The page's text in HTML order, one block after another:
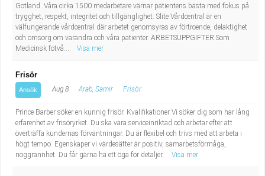
Gotland. Våra cirka 1500 medarbetare värnar patientens bästa med fokus på
trygghet, respekt, integritet och tillgänglighet. Slite Vårdcentral är en
välfungerande vårdcentral där arbetet genomsyras av förtroende, delaktighet
och omsorg om varandra och våra patienter. ARBETSUPPGIFTER Som
Medicinsk fotvå...
Visa mer
Frisör
Ansök Aug 8 Arab, Samir Frisör
Prince Barber söker en kunnig frisör. Kvalifikationer Vi söker dig som har lång
erfarenhet av frisöryrket. Du ska vara serviceinriktad och arbetar efter att
överträffa kundernas förväntningar. Du är flexibel och trivs med att arbeta i
högt tempo. Egenskaper vi värdesätter är positiv, samarbetsförmåga,
noggrannhet. Du får gärna ha ett öga för detaljer.
Visa mer